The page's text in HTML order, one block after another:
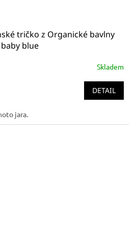
tričko z Organické bavlny
baby blue
Skladem
DETAIL
jara.